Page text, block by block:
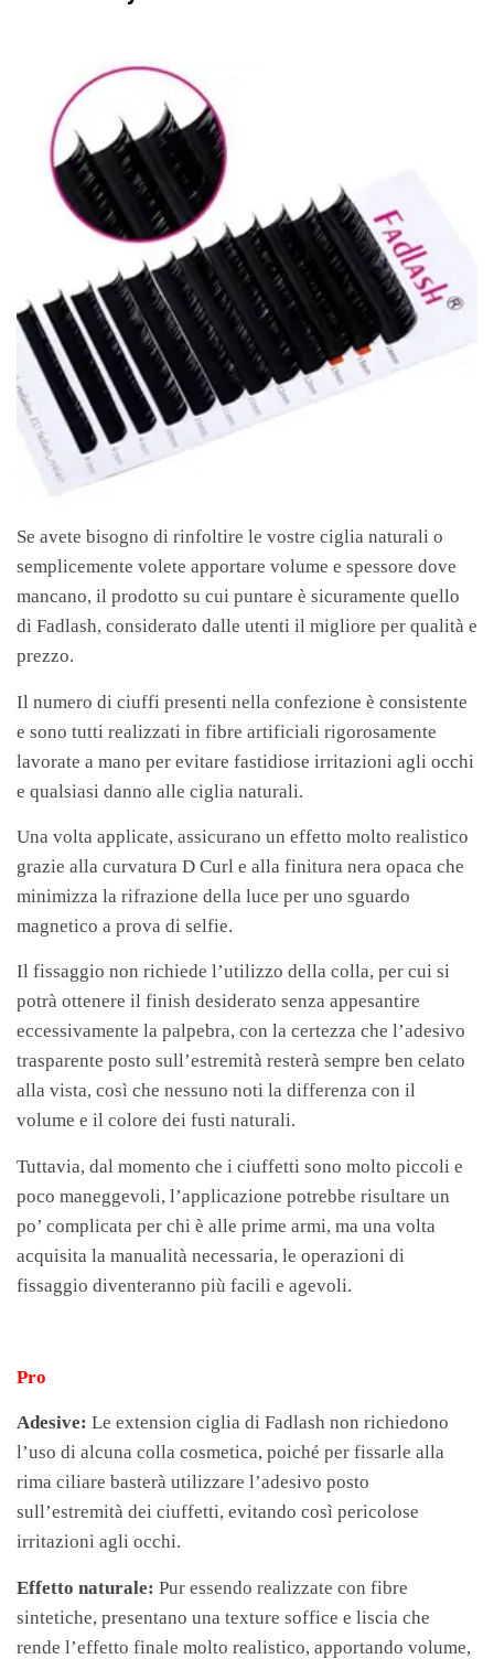
Se avete bisogno di rinfoltire le vostre ciglia naturali o
semplicemente volete apportare volume e spessore dove
mancano, il prodotto su cui puntare è sicuramente quello
di Fadlash, considerato dalle utenti il migliore per qualità e
prezzo.
Il numero di ciuffi presenti nella confezione è consistente
e sono tutti realizzati in fibre artificiali rigorosamente
lavorate a mano per evitare fastidiose irritazioni agli occhi
e qualsiasi danno alle ciglia naturali.
Una volta applicate, assicurano un effetto molto realistico
grazie alla curvatura D Curl e alla finitura nera opaca che
minimizza la rifrazione della luce per uno sguardo
magnetico a prova di selfie.
Il fissaggio non richiede l’utilizzo della colla, per cui si
potrà ottenere il finish desiderato senza appesantire
eccessivamente la palpebra, con la certezza che l’adesivo
trasparente posto sull’estremità resterà sempre ben celato
alla vista, così che nessuno noti la differenza con il
volume e il colore dei fusti naturali.
Tuttavia, dal momento che i ciuffetti sono molto piccoli e
poco maneggevoli, l’applicazione potrebbe risultare un
po’ complicata per chi è alle prime armi, ma una volta
acquisita la manualità necessaria, le operazioni di
fissaggio diventeranno più facili e agevoli.
Pro
Adesive: Le extension ciglia di Fadlash non richiedono
l’uso di alcuna colla cosmetica, poiché per fissarle alla
rima ciliare basterà utilizzare l’adesivo posto
sull’estremità dei ciuffetti, evitando così pericolose
irritazioni agli occhi.
Effetto naturale: Pur essendo realizzate con fibre
sintetiche, presentano una texture soffice e liscia che
rende l’effetto finale molto realistico, apportando volume,